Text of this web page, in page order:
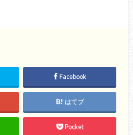
Facebook
はてブ
Pocket